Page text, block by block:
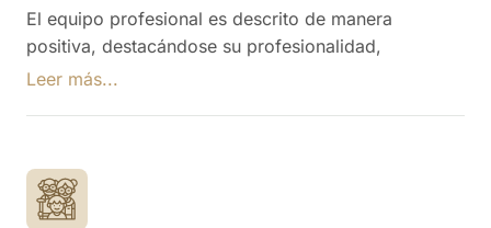
El equipo profesional es descrito de manera
positiva, destacándose su profesionalidad,
dedicación y trato cariñoso hacia los residentes y
cuidado de los internos. También hay comentarios
de necesidad de más personal.
Leer más...